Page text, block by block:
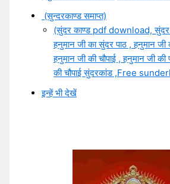
(सुन्दरकाण्ड समाप्त)
(सुंदर काण्ड pdf download, सुंदर
हनुमान जी का सुंदर पाठ , हनुमान जी
हनुमान जी की चौपाई , हनुमान जी
की चौपाई सुंदरकांड ,Free
इन्हें भी देखें